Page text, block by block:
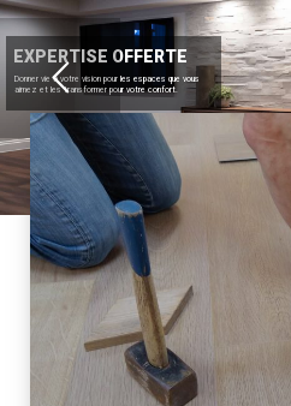
EXPERTISE OFFERTE
Donner vie à votre vision pour les espaces que vous
aimez et les transformer pour votre confort.